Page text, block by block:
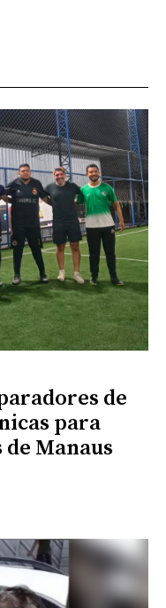
de
para
Manaus